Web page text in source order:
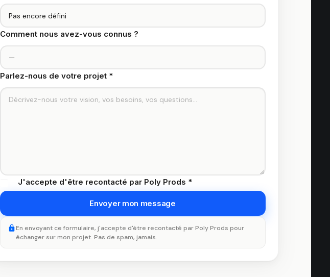
Comment nous avez-vous connus ?
Parlez-nous de votre projet *
J'accepte d'être recontacté par Poly Prods *
En envoyant ce formulaire, j'accepte d'être recontacté par Poly Prods pour
échanger sur mon projet. Pas de spam, jamais.